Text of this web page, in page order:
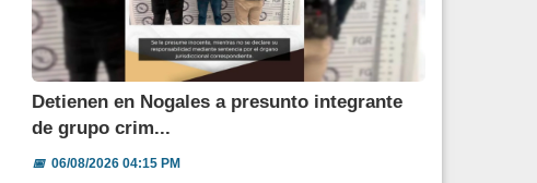
Detienen en Nogales a presunto integrante
de grupo crim...
📅06/08/2026 04:15 PM